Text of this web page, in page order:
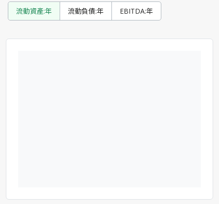
流動資產:年 流動負債:年 EBITDA:年